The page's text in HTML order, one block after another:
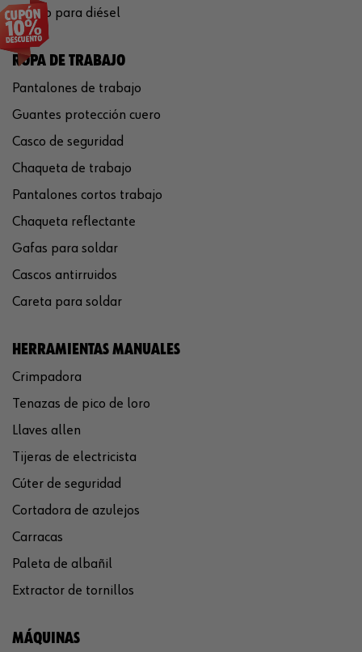
Aditivo para diésel
ROPA DE TRABAJO
Pantalones de trabajo
Guantes protección cuero
Casco de seguridad
Chaqueta de trabajo
Pantalones cortos trabajo
Chaqueta reflectante
Gafas para soldar
Cascos antirruidos
Careta para soldar
HERRAMIENTAS MANUALES
Crimpadora
Tenazas de pico de loro
Llaves allen
Tijeras de electricista
Cúter de seguridad
Cortadora de azulejos
Carracas
Paleta de albañil
Extractor de tornillos
MÁQUINAS